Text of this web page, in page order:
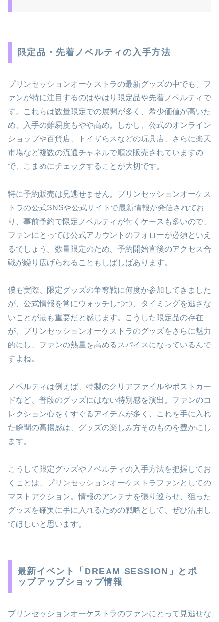
限定品・先着ノベルティの入手方法
プリンセッションオーケストラの最新グッズの中でも、フ
ァンが特に注目するのはやはり限定品や先着ノベルティで
す。これらは数量限定での展開が多く、希少価値が高いた
め、入手の難易度もやや高め。しかし、公式のオンライン
ショップや百貨店、トイザらスなどの玩具店、さらに楽天
市場など複数の流通チャネルで順次販売されていますの
で、こまめにチェックすることが大切です。
特に予約販売は見逃せません。プリンセッションオーケス
トラの公式SNSや公式サイトで最新情報が発信されてお
り、事前予約で限定ノベルティが付くケースも多いので、
ファンにとっては公式アカウントのフォローが必須といえ
るでしょう。数量限定のため、予約開始直後のアクセス合
戦が繰り広げられることもしばしばあります。
僕も実際、限定グッズの争奪戦に何度か参加してきました
が、公式情報を常にウォッチしつつ、タイミングを逃さな
いことが最も重要だと感じます。こうした限定品の存在
が、プリンセッションオーケストラのグッズをさらに魅力
的にし、ファンの熱量を高めるスパイスになっているんで
すよね。
ノベルティは例えば、特製のクリアファイルやポストカー
ドなど、普段のグッズにはない特別感を演出。ファンのコ
レクション心をくすぐるアイテムが多く、これを手に入れ
た瞬間の高揚感は、グッズの楽しみ方そのものを豊かにし
ます。
こうして限定グッズやノベルティの入手方法を把握してお
くことは、プリンセッションオーケストラファンとしての
マストアクション。情報のアンテナを張り巡らせ、狙った
グッズを確実に手に入れるための戦略として、ぜひ活用し
てほしいと思います。
最新イベント「DREAM SESSION」とポ
ップアップショップ情報
プリンセッションオーケストラのファンにとって見逃せな